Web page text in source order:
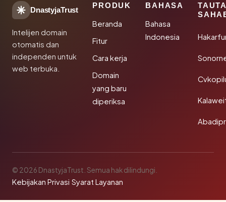
DnastyjaTrust
Intelijen domain
otomatis dan
independen untuk
web terbuka.
PRODUK
Beranda
Fitur
Cara kerja
Domain
yang baru
diperiksa
BAHASA
Bahasa
Indonesia
© 2026 DnastyjaTrust. Semua hak dilindungi.
Kebijakan Privasi·Syarat Layanan